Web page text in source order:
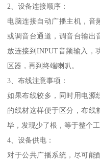
2、设备连接顺序：
电脑连接自动广播主机，音
或调音台通道，调音台输出
放连接到INPUT音频输入，
区器，再到终端喇叭。
3、布线注意事项：
如果布线较多，同时用电源
的线材这样便于区分，布线
毕，发现少了根，等于整个工
4、设备供电：
对于公共广播系统，尽可能